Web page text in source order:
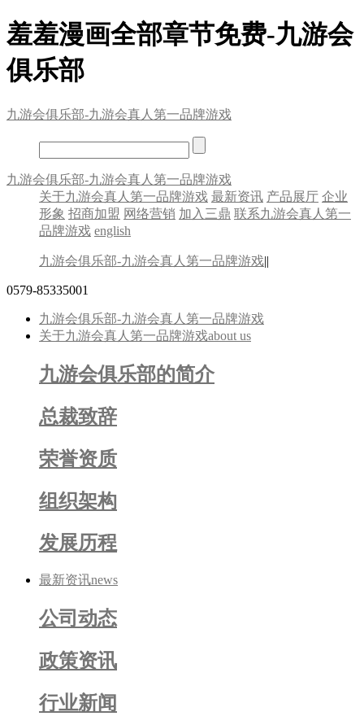
羞羞漫画全部章节免费-九游会
俱乐部
九游会俱乐部-九游会真人第一品牌游戏
九游会俱乐部-九游会真人第一品牌游戏
关于九游会真人第一品牌游戏 最新资讯 产品展厅 企业
形象 招商加盟 网络营销 加入三鼎 联系九游会真人第一
品牌游戏 english
九游会俱乐部-九游会真人第一品牌游戏||
0579-85335001
九游会俱乐部-九游会真人第一品牌游戏
关于九游会真人第一品牌游戏about us
九游会俱乐部的简介
总裁致辞
荣誉资质
组织架构
发展历程
最新资讯news
公司动态
政策资讯
行业新闻